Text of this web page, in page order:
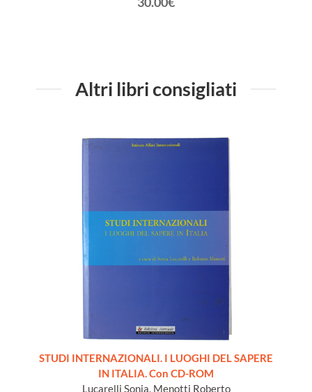
Altri libri consigliati
STUDI INTERNAZIONALI. I LUOGHI DEL SAPERE
IN ITALIA. Con CD-ROM
Lucarelli Sonia, Menotti Roberto